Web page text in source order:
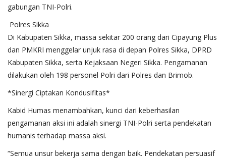
gabungan TNI-Polri.
Polres Sikka
Di Kabupaten Sikka, massa sekitar 200 orang dari Cipayung Plus
dan PMKRI menggelar unjuk rasa di depan Polres Sikka, DPRD
Kabupaten Sikka, serta Kejaksaan Negeri Sikka. Pengamanan
dilakukan oleh 198 personel Polri dari Polres dan Brimob.
*Sinergi Ciptakan Kondusifitas*
Kabid Humas menambahkan, kunci dari keberhasilan
pengamanan aksi ini adalah sinergi TNI-Polri serta pendekatan
humanis terhadap massa aksi.
“Semua unsur bekerja sama dengan baik. Pendekatan persuasif